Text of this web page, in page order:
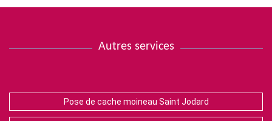
Autres services
Pose de cache moineau Saint Jodard